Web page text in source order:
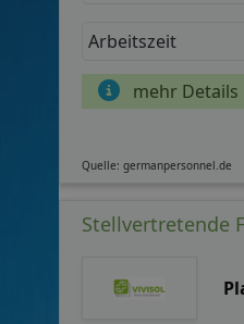
Arbeitszeit
mehr Details
Quelle: germanpersonnel.de
Stellvertretende